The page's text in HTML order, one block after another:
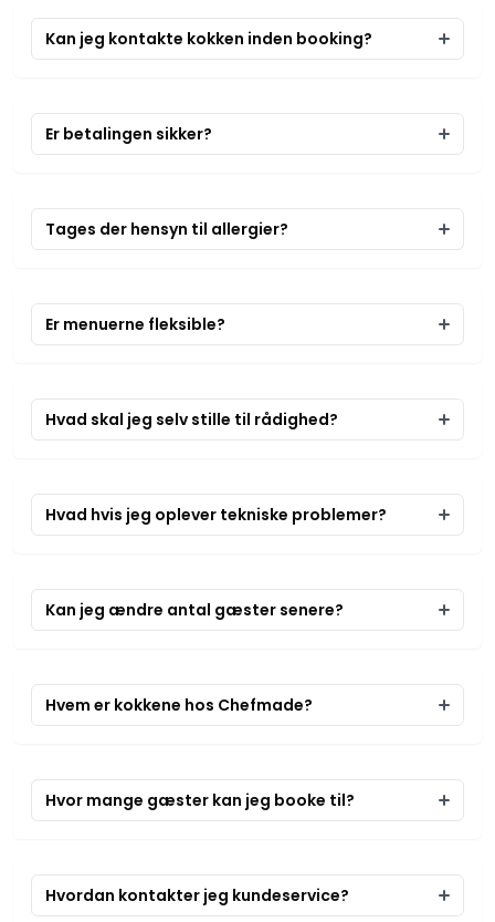
Kan jeg kontakte kokken inden booking?
Er betalingen sikker?
Tages der hensyn til allergier?
Er menuerne fleksible?
Hvad skal jeg selv stille til rådighed?
Hvad hvis jeg oplever tekniske problemer?
Kan jeg ændre antal gæster senere?
Hvem er kokkene hos Chefmade?
Hvor mange gæster kan jeg booke til?
Hvordan kontakter jeg kundeservice?